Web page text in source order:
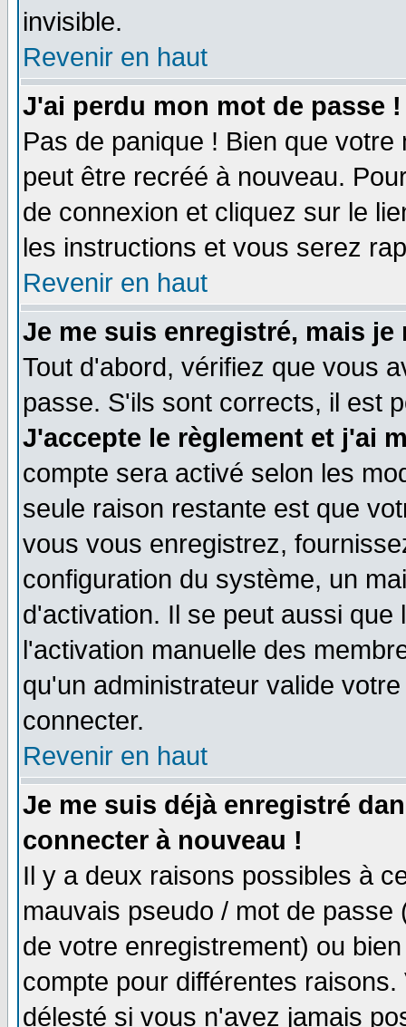
invisible.
Revenir en haut
J'ai perdu mon mot de passe !
Pas de panique ! Bien que
peut être recréé à nouveau.
de connexion et cliquez sur le
les instructions et vous serez
Revenir en haut
Je me suis enregistré, mais
Tout d'abord, vérifiez que vous
passe. S'ils sont corrects, il est
J'accepte le règlement et j'ai
compte sera activé selon les
seule raison restante est que
vous vous enregistrez,
configuration du système, un
d'activation. Il se peut aussi
l'activation manuelle des
qu'un administrateur valide
connecter.
Revenir en haut
Je me suis déjà enregistré
connecter à nouveau !
Il y a deux raisons possibles à
mauvais pseudo / mot de
de votre enregistrement) ou
compte pour différentes
délesté si vous n'avez jamais